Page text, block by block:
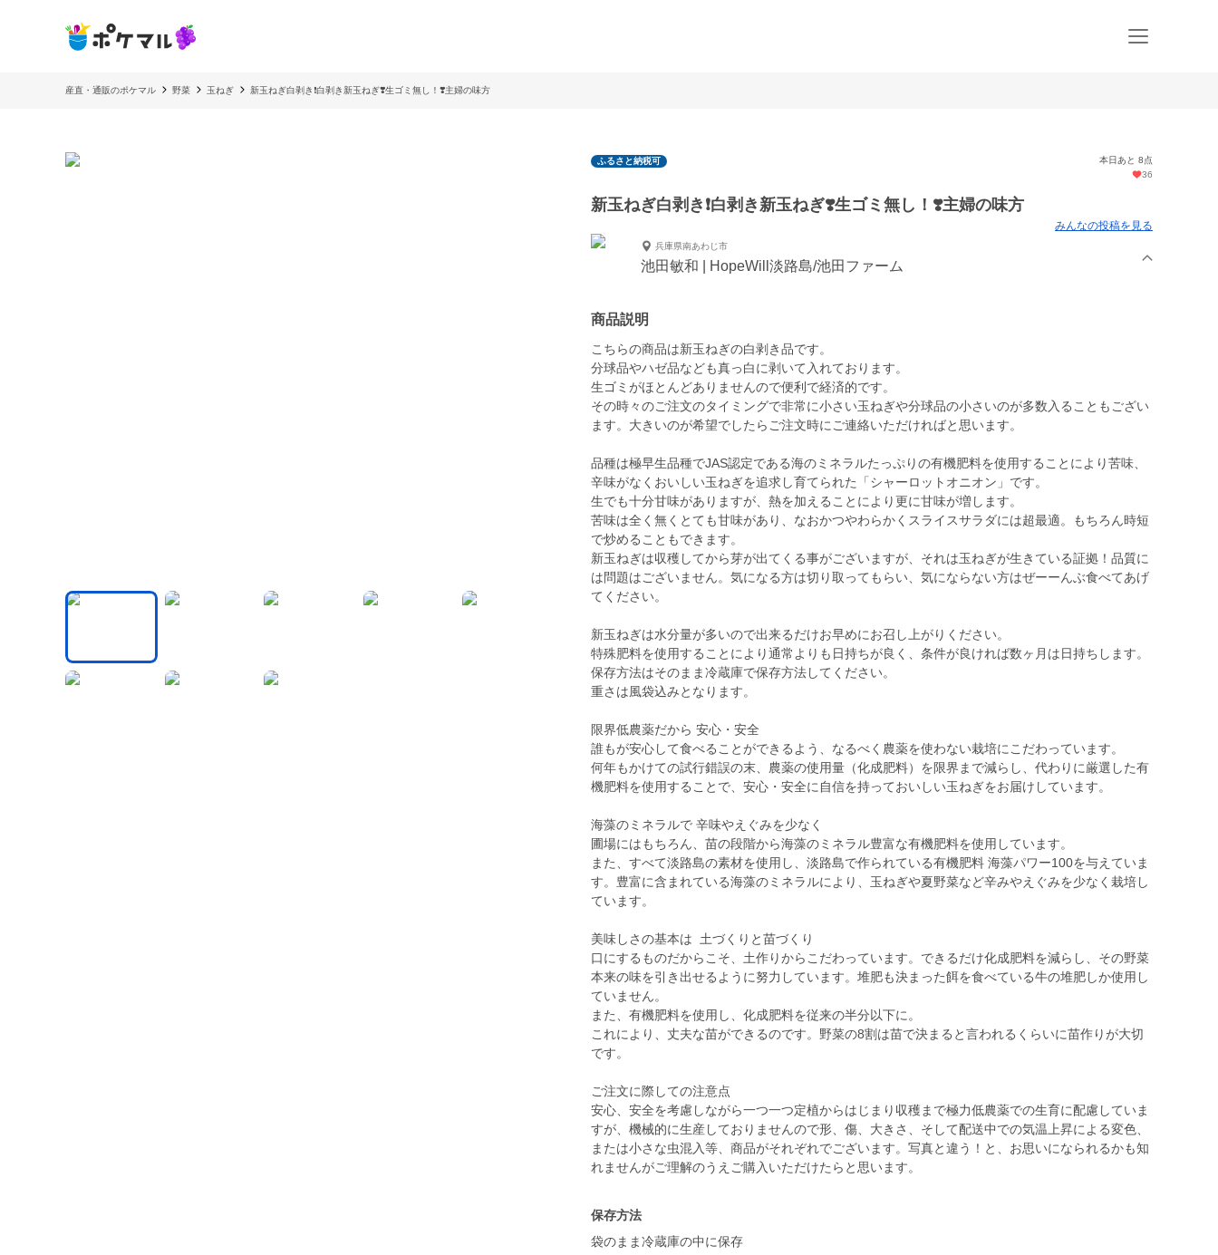
産直・通販のポケマル 野菜 玉ねぎ 新玉ねぎ白剥き❗️白剥き新玉ねぎ❣️生ゴミ無し！❣️主婦の味方
ふるさと納税可
本日あと 8点
36
新玉ねぎ白剥き❗️白剥き新玉ねぎ❣️生ゴミ無し！❣️主婦の味方
みんなの投稿を見る
兵庫県南あわじ市
池田敏和 | HopeWill淡路島/池田ファーム
商品説明
こちらの商品は新玉ねぎの白剥き品です。
分球品やハゼ品なども真っ白に剥いて入れております。
生ゴミがほとんどありませんので便利で経済的です。
その時々のご注文のタイミングで非常に小さい玉ねぎや分球品の小さいのが多数入ることもござい
ます。大きいのが希望でしたらご注文時にご連絡いただければと思います。
品種は極早生品種でJAS認定である海のミネラルたっぷりの有機肥料を使用することにより苦味、
辛味がなくおいしい玉ねぎを追求し育てられた「シャーロットオニオン」です。
生でも十分甘味がありますが、熱を加えることにより更に甘味が増します。
苦味は全く無くとても甘味があり、なおかつやわらかくスライスサラダには超最適。もちろん時短
で炒めることもできます。
新玉ねぎは収穫してから芽が出てくる事がございますが、それは玉ねぎが生きている証拠！品質に
は問題はございません。気になる方は切り取ってもらい、気にならない方はぜーーんぶ食べてあげ
てください。
新玉ねぎは水分量が多いので出来るだけお早めにお召し上がりください。
特殊肥料を使用することにより通常よりも日持ちが良く、条件が良ければ数ヶ月は日持ちします。
保存方法はそのまま冷蔵庫で保存方法してください。
重さは風袋込みとなります。
限界低農薬だから 安心・安全
誰もが安心して食べることができるよう、なるべく農薬を使わない栽培にこだわっています。
何年もかけての試行錯誤の末、農薬の使用量（化成肥料）を限界まで減らし、代わりに厳選した有
機肥料を使用することで、安心・安全に自信を持っておいしい玉ねぎをお届けしています。
海藻のミネラルで 辛味やえぐみを少なく
圃場にはもちろん、苗の段階から海藻のミネラル豊富な有機肥料を使用しています。
また、すべて淡路島の素材を使用し、淡路島で作られている有機肥料 海藻パワー100を与えていま
す。豊富に含まれている海藻のミネラルにより、玉ねぎや夏野菜など辛みやえぐみを少なく栽培し
ています。
美味しさの基本は 土づくりと苗づくり
口にするものだからこそ、土作りからこだわっています。できるだけ化成肥料を減らし、その野菜
本来の味を引き出せるように努力しています。堆肥も決まった餌を食べている牛の堆肥しか使用し
ていません。
また、有機肥料を使用し、化成肥料を従来の半分以下に。
これにより、丈夫な苗ができるのです。野菜の8割は苗で決まると言われるくらいに苗作りが大切
です。
ご注文に際しての注意点
安心、安全を考慮しながら一つ一つ定植からはじまり収穫まで極力低農薬での生育に配慮していま
すが、機械的に生産しておりませんので形、傷、大きさ、そして配送中での気温上昇による変色、
または小さな虫混入等、商品がそれぞれでございます。写真と違う！と、お思いになられるかも知
れませんがご理解のうえご購入いただけたらと思います。
保存方法
袋のまま冷蔵庫の中に保存